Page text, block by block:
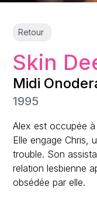
Retour
Skin
Midi
1995
Alex est occupée
Elle engage Chris,
trouble. Son
relation lesbienne
obsédée par elle.